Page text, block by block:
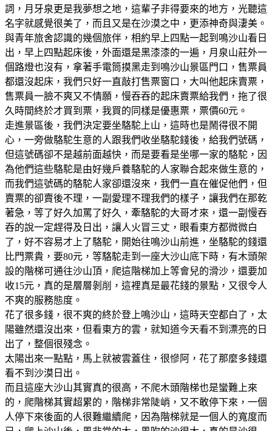
詞，月牙泉更是我夢想之地，這輩子非得要來的地方，光聽這
名字就感覺很美了，而且又是在沙漠之中，更添神奇與淒美。
與青年旅舍認識的幾個旅伴，相約早上四點一起到鳴沙山看日
出，早上四點起床後，外面還是黑漆漆的一遍，月泉山莊外一
個路燈也沒有，拿著手電筒摸黑走到鳴沙山景區門口，售票員
都還沒起床，我們只好一直敲打售票窗口，大叫他起床賣票，
售票員一臉不爽又不情願，慢吞吞的起床賣票給我們，拖了很
久時間終於才買到票，我買的同樣是優惠票，票價60元。
走進景區後，我們決定要坐駱駝上山，這時也是鬧得很不開
心，一旁做駱駝生意的人跟我們收坐駱駝錢後，給我們號碼，
但這號碼卻不是越前面越快，而是要看是坐哪一家的駱駝，因
為他們這些駱駝是由好幾戶養駱駝的人家聯合起來做生意的，
而我們這號碼的駱駝人家卻還沒來，我們一直在催促他們，但
賣票的卻賣後不理，一副愛理不理我們的樣子，讓我們在那乾
著急，等了好久加罵了好久，牽駱駝的大哥才來，還一副慢吞
吞的說一定趕得及日出，讓人火冒三丈，眼看東方都微微白
了，好不容易才上了駱駝，開始往鳴沙山前進，坐駱駝的錢還
比門票貴，要80元，等駱駝走到一座大沙山底下時，有木頭架
設的階梯可通往沙山頂，爬這階梯加上等會兒的滑沙，還要加
收15元，真的是層層剝削，這裡真是最花錢的景點，又很令人
不爽的服務態度。
花了很多錢，很不爽的終於登上鳴沙山，這時天空都白了，太
陽雖然還沒出來，但看東方的雲，就知道今天看不到漂亮的日
出了，整個很殘念。
太陽出來一點點，馬上就被雲蓋住，很慘阿，花了那麼多錢還
看不到沙漠日出。
而且這座大沙山其實真的很高，不爬木頭階梯也是蠻難上來
的，爬階梯其實超累的，階梯非常陡峭，又不敢停下來，一個
人停下來後面的人很難繼續爬，因為階梯就是一個人的寬度而